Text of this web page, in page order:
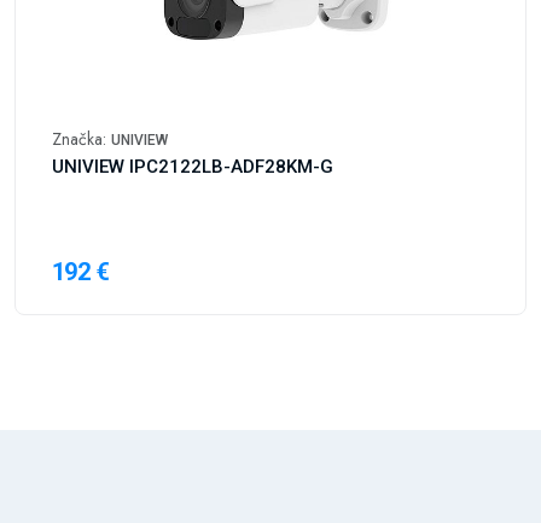
Značka: UNIVIEW
UNIVIEW IPC2122LB-ADF28KM-G
192 €